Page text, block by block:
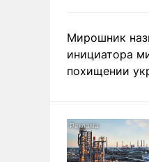
Мирошник
инициатора
похищении